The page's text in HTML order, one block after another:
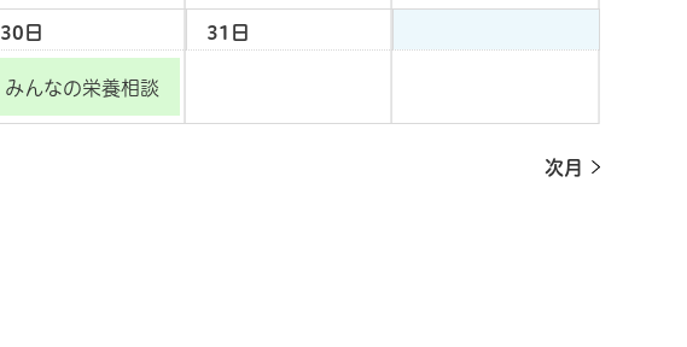
30日 31日
みんなの栄養相談
次月